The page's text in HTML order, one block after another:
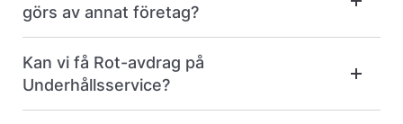
görs av annat företag?
Kan vi få Rot-avdrag på
Underhållsservice?